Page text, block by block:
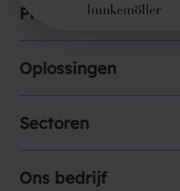
Producten
Oplossingen
Sectoren
Ons bedrijf